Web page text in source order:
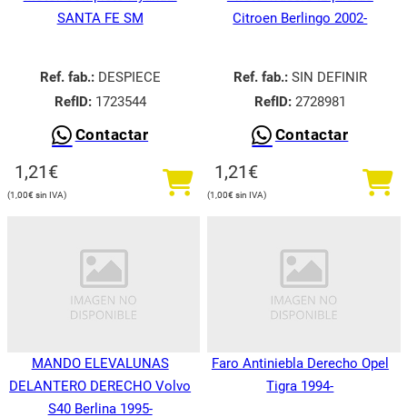
SANTA FE SM
Ref. fab.:DESPIECE
RefID:1723544
Contactar
1,21€
1,00€
Citroen Berlingo 2002-
Ref. fab.:SIN DEFINIR
RefID:2728981
Contactar
1,21€
1,00€
MANDO ELEVALUNAS
DELANTERO DERECHO Volvo
S40 Berlina 1995-
Faro Antiniebla Derecho Opel
Tigra 1994-